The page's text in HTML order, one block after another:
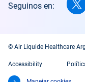
Seguinos en:
© Air Liquide Healthcare
Accessibility